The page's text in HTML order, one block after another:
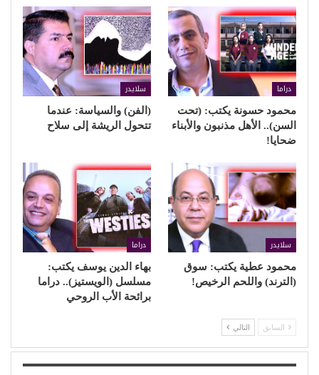
دراما
محمود حسونة يكتب: (تحت
السن).. الأهل مذنبون والأبناء
ضحايا!
سلايدر
(الفن) والسياسة: عندما
تتحول الريشة إلى سلاح
سلايدر
محمود عطية يكتب: سوق
(الترند) واللحم الرخيص!
دراما
بهاء الدين يوسف يكتب:
مسلسل (الويستيز).. دراما
برائحة الأب الروحي
السابق التالي